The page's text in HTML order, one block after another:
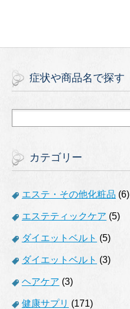
症状や商品名で探す
カテゴリー
エステ・その他化粧品 (6)
エステティックケア (5)
ダイエットベルト (5)
ダイエットベルト (3)
ヘアケア (3)
健康サプリ (171)